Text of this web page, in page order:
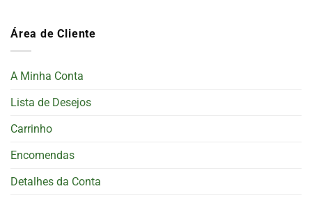
Área de Cliente
A Minha Conta
Lista de Desejos
Carrinho
Encomendas
Detalhes da Conta